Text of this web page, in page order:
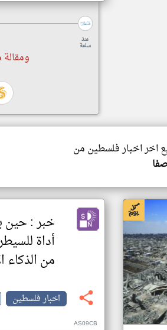
منذ
ساعة
اخر اخبار فلسطين من
خبر : حين
أداة
من الذكاء
اخبار فلسطين
AS09CB